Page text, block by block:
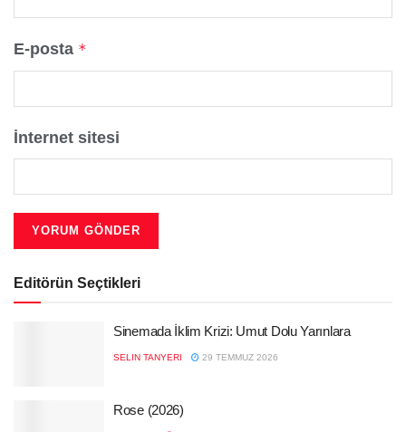
E-posta *
İnternet sitesi
Editörün Seçtikleri
Sinemada İklim Krizi: Umut Dolu Yarınlara
SELIN TANYERI 29 TEMMUZ 2026
Rose (2026)